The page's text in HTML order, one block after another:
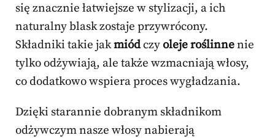
się znacznie łatwiejsze w stylizacji, a ich
naturalny blask zostaje przywrócony.
Składniki takie jakmiódczyoleje roślinnenie
tylko odżywiają, ale także wzmacniają włosy,
co dodatkowo wspiera proces wygładzania.
Dzięki starannie dobranym składnikom
odżywczym nasze włosy nabierają